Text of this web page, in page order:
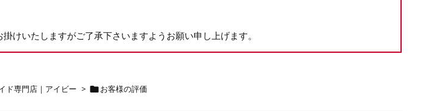
けいたしますがご了承下さいますようお願い申し上げます。
ド専門店｜アイビー > お客様の評価